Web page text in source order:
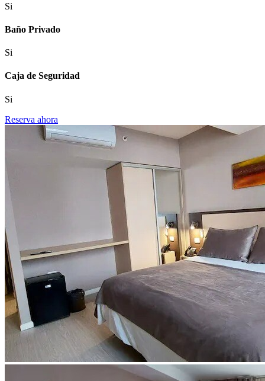
Si
Baño Privado
Si
Caja de Seguridad
Si
Reserva ahora